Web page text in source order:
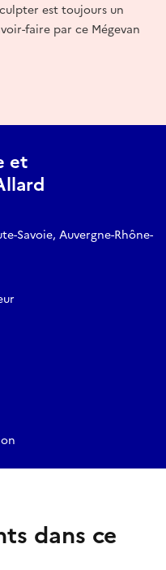
est toujours un
faire par ce Mégevan
et
Savoie, Auvergne-Rhône-
dans ce